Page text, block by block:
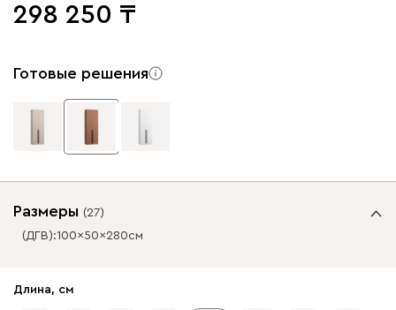
298 250
Готовые решения
Размеры (27)
(ДГВ):100 ✕ 50 ✕ 280см
Длина, см